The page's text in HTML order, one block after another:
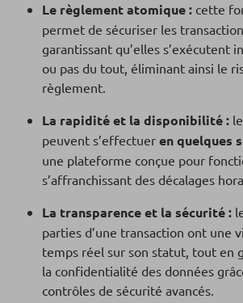
Le règlement atomique : cette
permet de sécuriser les
garantissant qu’elles s’exécutent
ou pas du tout, éliminant ainsi le
règlement.
La rapidité et la disponibilité :
peuvent s’effectuer en quelques
une plateforme conçue pour
s’affranchissant des décalages
La transparence et la sécurité :
parties d’une transaction ont une
temps réel sur son statut, tout en
la confidentialité des données
contrôles de sécurité avancés.